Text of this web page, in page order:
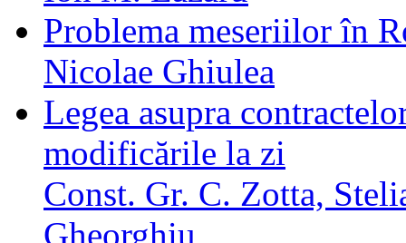
Problema meseriilor în
Nicolae Ghiulea
Legea asupra
modificările la zi
Const. Gr. C. Zotta,
Gheorghiu